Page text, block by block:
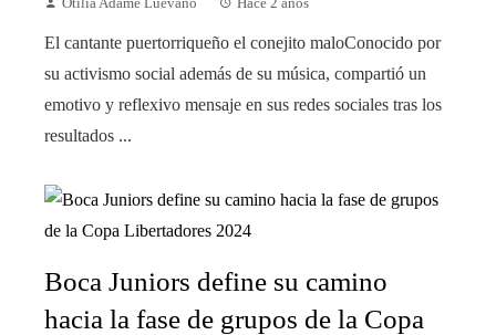
El cantante puertorriqueño el conejito maloConocido por
su activismo social además de su música, compartió un
emotivo y reflexivo mensaje en sus redes sociales tras los
resultados ...
Boca Juniors define su camino
hacia la fase de grupos de la Copa